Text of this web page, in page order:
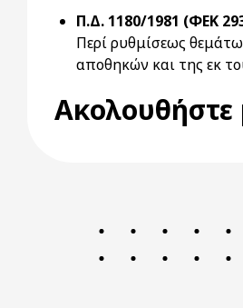
Π.Δ. 1180/1981 (ΦΕΚ
Περί ρυθμίσεως
αποθηκών και της εκ
Ακολουθήστε